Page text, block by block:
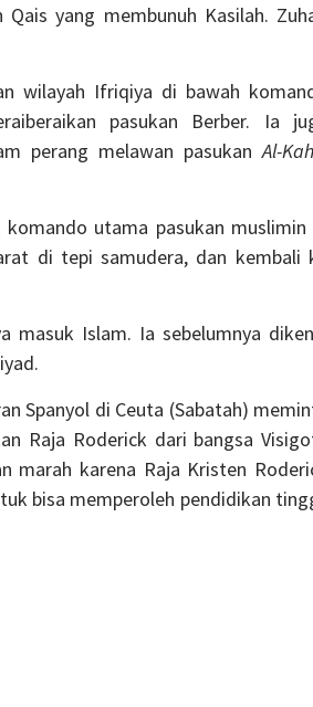
yang membunuh Kasilah.
wilayah Ifriqiya di bawah
pasukan Berber. Ia
perang melawan pasukanAl-
utama pasukan muslimin
di tepi samudera, dan kembali
masuk Islam. Ia sebelumnya
Spanyol di Ceuta (Sabatah)
Raja Roderick dari bangsa
marah karena Raja Kristen
bisa memperoleh pendidikan